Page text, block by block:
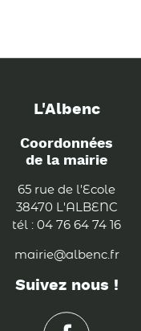
L'Albenc
Coordonnées
de la mairie
65 rue de l'Ecole
38470 L'ALBENC
tél : 04 76 64 74 16
mairie@albenc.fr
Suivez nous !